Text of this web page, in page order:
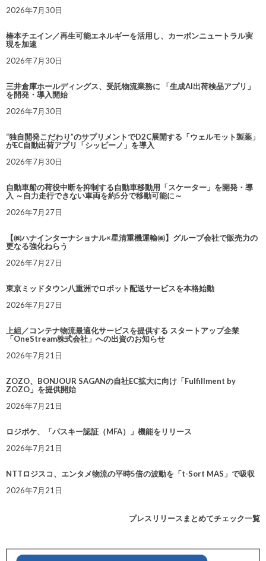
2026年7月30日
椿本チエイン／再生可能エネルギーを活用し、カーボンニュートラル実
現を加速
2026年7月30日
三井倉庫ホールディングス、受託物流業務に 「生成AI出荷検品アプリ」
を開発・導入開始
2026年7月30日
“独自開発こだわり”のサプリメントでD2C展開する「ウェルモット製薬」
がEC自動出荷アプリ「シッピーノ」を導入
2026年7月30日
自動車船の荷役中断を抑制する自動車移動用「スケーター」を開発・導
入 ～自力走行できない車両を約5分で移動可能に～
2026年7月27日
【㈱ハナインターナショナル×星清重機運輸㈱】グループ会社で販売力の
更なる強化ねらう
2026年7月27日
東京ミッドタウン八重洲でロボット配送サービスを本格始動
2026年7月27日
上組／コンテナ物流最適化サービスを提供する スタートアップ企業
「OneStream株式会社」への出資のお知らせ
2026年7月21日
ZOZO、BONJOUR SAGANの自社EC拡大に向け「Fulfillment by
ZOZO」を提供開始
2026年7月21日
ロジポケ、「パスキー認証（MFA）」機能をリリース
2026年7月21日
NTTロジスコ、エンタメ物流の平時5倍の波動を「t-Sort MAS」で吸収
2026年7月21日
プレスリリースまとめてチェック一覧